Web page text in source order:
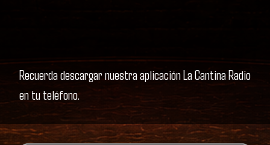
Recuerda descargar nuestra aplicación La Cantina Radio
en tu teléfono.